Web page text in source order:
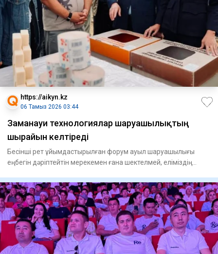
https://aikyn.kz
06 Тамыз 2026 03:44
Заманауи технологиялар шаруашылықтың
шырайын келтіреді
Бесінші рет ұйымдастырылған форум ауыл шаруашылығы
еңбегін дәріптейтін мерекемен ғана шектелмей, еліміздің